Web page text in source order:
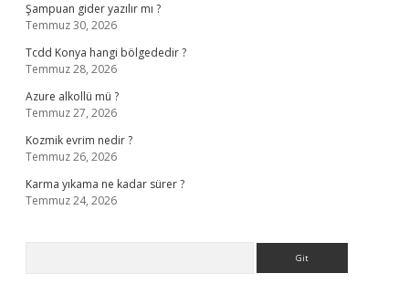
Şampuan gider yazılır mı ?
Temmuz 30, 2026
Tcdd Konya hangi bölgededir ?
Temmuz 28, 2026
Azure alkollü mü ?
Temmuz 27, 2026
Kozmik evrim nedir ?
Temmuz 26, 2026
Karma yıkama ne kadar sürer ?
Temmuz 24, 2026